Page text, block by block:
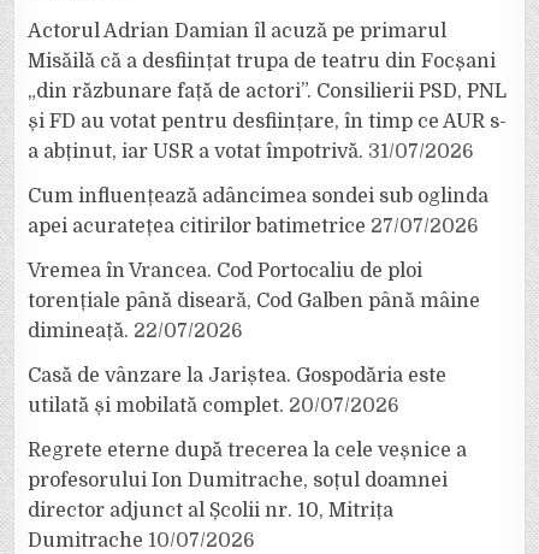
Actorul Adrian Damian îl acuză pe primarul
Misăilă că a desființat trupa de teatru din Focșani
„din răzbunare față de actori”. Consilierii PSD, PNL
și FD au votat pentru desființare, în timp ce AUR s-
a abținut, iar USR a votat împotrivă. 31/07/2026
Cum influențează adâncimea sondei sub oglinda
apei acuratețea citirilor batimetrice 27/07/2026
Vremea în Vrancea. Cod Portocaliu de ploi
torențiale până diseară, Cod Galben până mâine
dimineață. 22/07/2026
Casă de vânzare la Jariștea. Gospodăria este
utilată și mobilată complet. 20/07/2026
Regrete eterne după trecerea la cele veșnice a
profesorului Ion Dumitrache, soțul doamnei
director adjunct al Școlii nr. 10, Mitrița
Dumitrache 10/07/2026